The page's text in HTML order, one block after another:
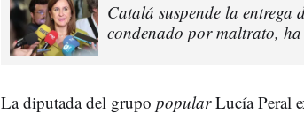
Catalá suspende la entrega
condenado por maltrato,
La diputada del grupo popularLucía Peral